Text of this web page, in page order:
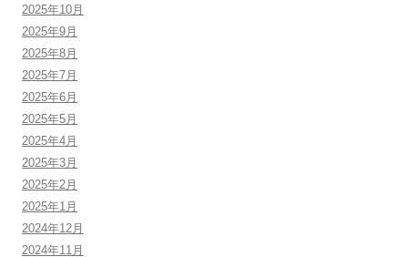
2025年10月
2025年9月
2025年8月
2025年7月
2025年6月
2025年5月
2025年4月
2025年3月
2025年2月
2025年1月
2024年12月
2024年11月